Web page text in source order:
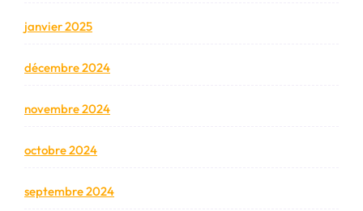
janvier 2025
décembre 2024
novembre 2024
octobre 2024
septembre 2024